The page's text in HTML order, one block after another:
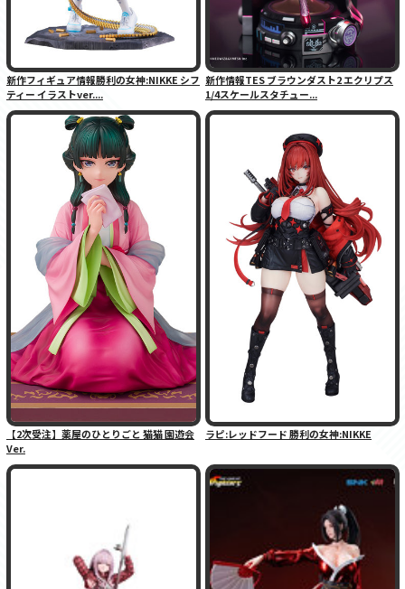
新作フィギュア情報勝利の女神:NIKKE シフ
ティー イラストver....
新作情報TES ブラウンダスト2 エクリプス
1/4スケールスタチュー...
【2次受注】薬屋のひとりごと 猫猫 園遊会
Ver.
ラピ:レッドフード 勝利の女神:NIKKE